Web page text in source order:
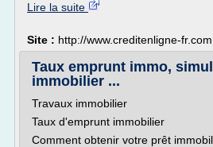
Lire la suite
Site : http://www.creditenligne-fr.com
Taux emprunt immo,
immobilier ...
Travaux immobilier
Taux d'emprunt immobilier
Comment obtenir votre prêt